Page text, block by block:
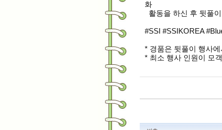
화
활동을 하신 후 뒷풀
#SSI #SSIKOREA
* 경품은 뒷풀이 행사
* 최소 행사 인원이 모